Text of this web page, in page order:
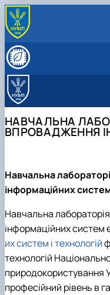
ПРО КАФЕДРУ
Навчальна
технології"
Інші
ОС
НАУКОВА
Гурток
управління»
Науково-
ОСВІТНЬО-
Освітньо-
СПІВПРАЦЯ
Співпраця
СТОРІНКА
НАВЧАЛЬНА
ВПРОВАДЖЕННЯ
Навчальна
інформаційних
Навчальна
інформаційних систем
их систем і технологій
технологій
природокористування
професійний рівень в